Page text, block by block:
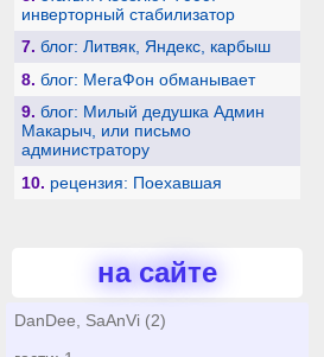
инверторный стабилизатор
7. блог: Литвяк, Яндекс, карбыш
8. блог: МегаФон обманывает
9. блог: Милый дедушка Админ
Макарыч, или письмо
администратору
10. рецензия: Поехавшая
на сайте
DanDee, SaAnVi (2)